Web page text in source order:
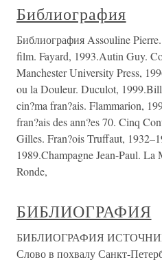
Библиография
Библиография Assouline
film. Fayard, 1993.Autin Guy.
Manchester University Press,
ou la Douleur. Duculot,
cin?ma fran?ais. Flammarion,
fran?ais des ann?es 70. Cinq
Gilles. Fran?ois Truffaut,
1989.Champagne Jean-Paul.
Ronde,
БИБЛИОГРАФИЯ
БИБЛИОГРАФИЯ
Слово в похвалу Санкт-